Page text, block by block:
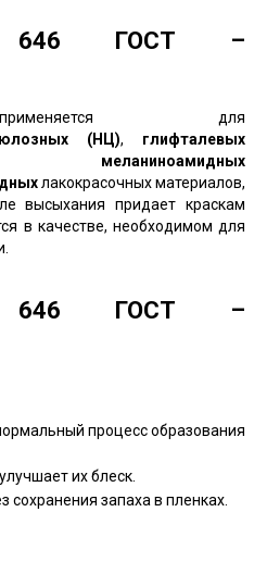
646 ГОСТ –
для
(НЦ), глифталевых
меланиноамидных
лакокрасочных материалов,
высыхания придает краскам
в качестве, необходимом для
646 ГОСТ –
процесс образования
их блеск.
сохранения запаха в пленках.